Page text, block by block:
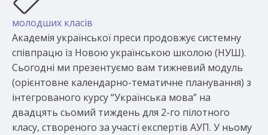
молодших класів
Академія української преси продовжує системну
співпрацю із Новою українською школою (НУШ).
Сьогодні ми презентуємо вам тижневий модуль
(орієнтовне календарно-тематичне планування) з
інтегрованого курсу “Українська мова” на
двадцять сьомий тиждень для 2-го пілотного
класу, створеного за участі експертів АУП. У ньому